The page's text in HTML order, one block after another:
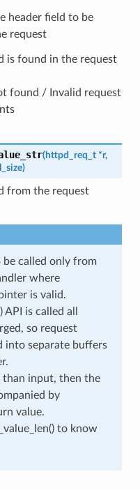
header field to be
request
is found in the request
found / Invalid request
(httpd_req_t *r,
)
from the request
be called only from
where
is valid.
is called all
so request
into separate buffers
than input, then the
by
value.
to know